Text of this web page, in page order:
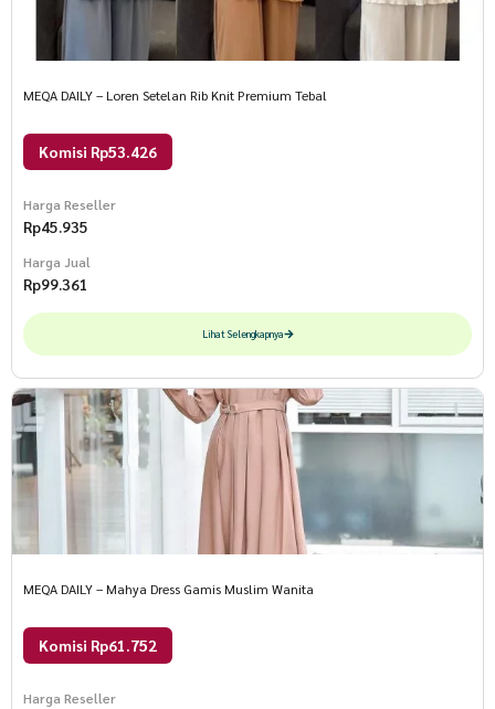
MEQA DAILY – Loren Setelan Rib Knit Premium Tebal
Komisi Rp53.426
Harga Reseller
Rp45.935
Harga Jual
Rp99.361
Lihat Selengkapnya
MEQA DAILY – Mahya Dress Gamis Muslim Wanita
Komisi Rp61.752
Harga Reseller